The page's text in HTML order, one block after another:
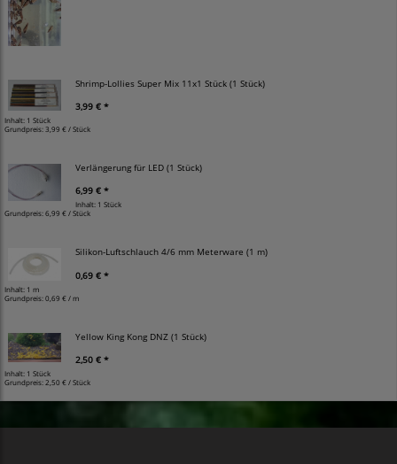
Shrimp-Lollies Super Mix 11x1 Stück (1 Stück)
3,99 € *
Inhalt: 1 Stück
Grundpreis:3,99 € / Stück
Verlängerung für LED (1 Stück)
6,99 € *
Inhalt: 1 Stück
Grundpreis:6,99 € / Stück
Silikon-Luftschlauch 4/6 mm Meterware (1 m)
0,69 € *
Inhalt: 1 m
Grundpreis:0,69 € / m
Yellow King Kong DNZ (1 Stück)
2,50 € *
Inhalt: 1 Stück
Grundpreis: 2,50 € / Stück